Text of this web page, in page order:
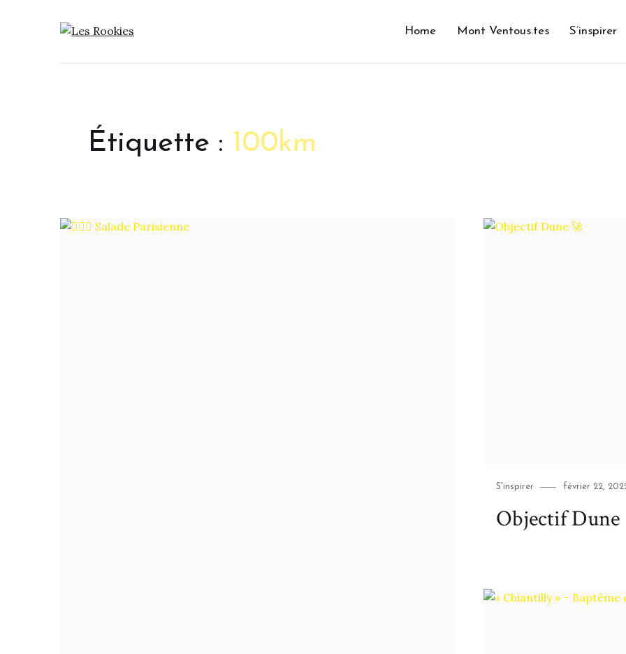
LES ROOKIES Home Mont Ventous.tes S’inspirer
Étiquette : 100km
Category
S'inspirer
Posted
février 22,
Objectif